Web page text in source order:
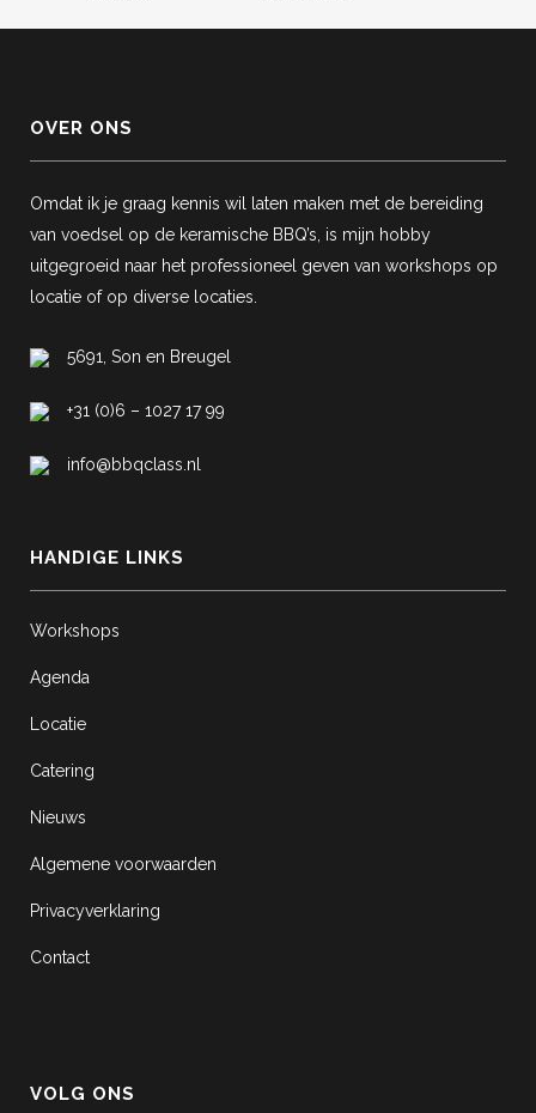
OVER ONS
Omdat ik je graag kennis wil laten maken met de bereiding
van voedsel op de keramische BBQ’s, is mijn hobby
uitgegroeid naar het professioneel geven van workshops op
locatie of op diverse locaties.
5691, Son en Breugel
+31 (0)6 – 1027 17 99
info@bbqclass.nl
HANDIGE LINKS
Workshops
Agenda
Locatie
Catering
Nieuws
Algemene voorwaarden
Privacyverklaring
Contact
VOLG ONS